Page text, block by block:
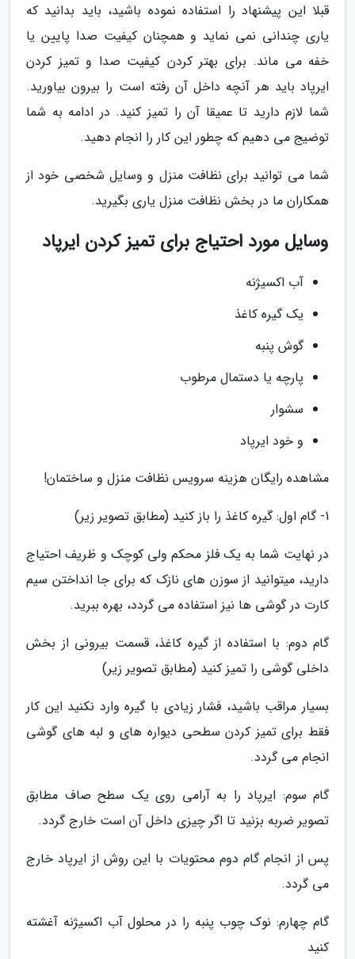
قبلا این پیشنهاد را استفاده نموده باشید، باید بدانید که
یاری چندانی نمی نماید و همچنان کیفیت صدا پایین یا
خفه می ماند. برای بهتر کردن کیفیت صدا و تمیز کردن
ایرپاد باید هر آنچه داخل آن رفته است را بیرون بیاورید.
شما لازم دارید تا عمیقا آن را تمیز کنید. در ادامه به شما
توضیج می دهیم که چطور این کار را انجام دهید.
شما می توانید برای نظافت منزل و وسایل شخصی خود از
همکاران ما در بخش نظافت منزل یاری بگیرید.
وسایل مورد احتیاج برای تمیز کردن ایرپاد
آب اکسیژنه
یک گیره کاغذ
گوش پنبه
پارچه یا دستمال مرطوب
سشوار
و خود ایرپاد
مشاهده رایگان هزینه سرویس نظافت منزل و ساختمان!
1- گام اول: گیره کاغذ را باز کنید (مطابق تصویر زیر)
در نهایت شما به یک فلز محکم ولی کوچک و ظریف احتیاج
دارید، میتوانید از سوزن های نازک که برای جا انداختن سیم
کارت در گوشی ها نیز استفاده می گردد، بهره ببرید.
گام دوم: با استفاده از گیره کاغذ، قسمت بیرونی از بخش
داخلی گوشی را تمیز کنید (مطابق تصویر زیر)
بسیار مراقب باشید، فشار زیادی با گیره وارد نکنید این کار
فقط برای تمیز کردن سطحی دیواره های و لبه های گوشی
انجام می گردد.
گام سوم: ایرپاد را به آرامی روی یک سطح صاف مطابق
تصویر ضربه بزنید تا اگر چیزی داخل آن است خارج گردد.
پس از انجام گام دوم محتویات با این روش از ایرپاد خارج
می گردد.
گام چهارم: نوک چوب پنبه را در محلول آب اکسیژنه آغشته
کنید